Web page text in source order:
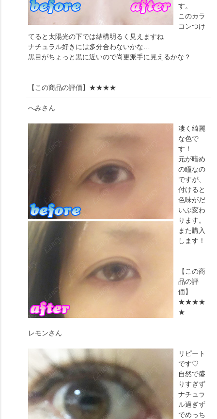
す。
このカラ
コンつけ
てると太陽光の下では結構明るく見えますね
ナチュラル好きには多分合わないかな…
黒目がちょっと黒に近いので尚更派手に見えるかな？
【この商品の評価】 ★★★★
へみさん
凄く綺麗
な色で
す！
元が暗め
の瞳なの
ですが、
付けると
色味がだ
いぶ変わ
ります。
また購入
します！
【この商
品の評
価】
★★★★
★
レモンさん
リピート
です♡
自然で盛
りすぎず
ナチュラ
ル過ぎず
でめっち